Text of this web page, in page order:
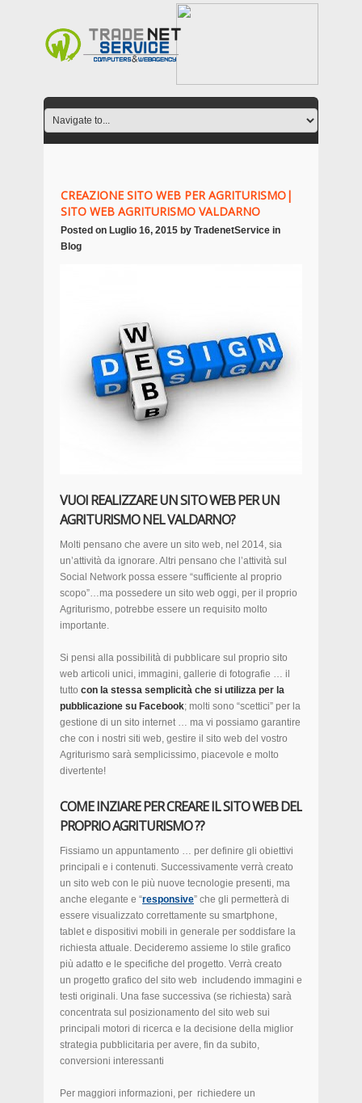
CREAZIONE SITO WEB PER AGRITURISMO|
SITO WEB AGRITURISMO VALDARNO
Posted on Luglio 16, 2015 by TradenetService in
Blog
VUOI REALIZZARE UN SITO WEB PER UN
AGRITURISMO NEL VALDARNO?
Molti pensano che avere un sito web, nel 2014, sia
un’attività da ignorare. Altri pensano che l’attività sul
Social Network possa essere “sufficiente al proprio
scopo”…ma possedere un sito web oggi, per il proprio
Agriturismo, potrebbe essere un requisito molto
importante.
Si pensi alla possibilità di pubblicare sul proprio sito
web articoli unici, immagini, gallerie di fotografie … il
tutto con la stessa semplicità che si utilizza per la
pubblicazione su Facebook; molti sono “scettici” per la
gestione di un sito internet … ma vi possiamo garantire
che con i nostri siti web, gestire il sito web del vostro
Agriturismo sarà semplicissimo, piacevole e molto
divertente!
COME INZIARE PER CREARE IL SITO WEB DEL
PROPRIO AGRITURISMO ??
Fissiamo un appuntamento … per definire gli obiettivi
principali e i contenuti. Successivamente verrà creato
un sito web con le più nuove tecnologie presenti, ma
anche elegante e “responsive” che gli permetterà di
essere visualizzato correttamente su smartphone,
tablet e dispositivi mobili in generale per soddisfare la
richiesta attuale. Decideremo assieme lo stile grafico
più adatto e le specifiche del progetto. Verrà creato
un progetto grafico del sito web includendo immagini e
testi originali. Una fase successiva (se richiesta) sarà
concentrata sul posizionamento del sito web sui
principali motori di ricerca e la decisione della miglior
strategia pubblicitaria per avere, fin da subito,
conversioni interessanti
Per maggiori informazioni, per richiedere un